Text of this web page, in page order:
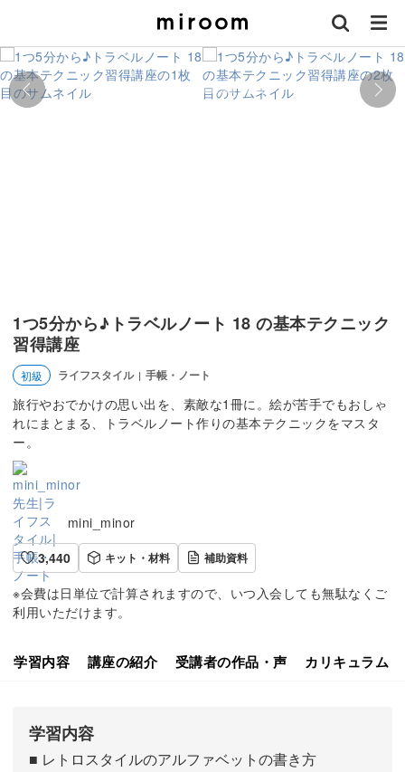
1つ5分から♪トラベルノート 18 の基本テクニック
習得講座
初級 ライフスタイル | 手帳・ノート
旅行やおでかけの思い出を、素敵な1冊に。絵が苦手でもおしゃ
れにまとまる、トラベルノート作りの基本テクニックをマスタ
ー。
mini_minor
3,440
キット・材料 補助資料
※会費は日単位で計算されますので、いつ入会しても無駄なくご
利用いただけます。
学習内容 講座の紹介 受講者の作品・声 カリキュラム
学習内容
■ レトロスタイルのアルファベットの書き方